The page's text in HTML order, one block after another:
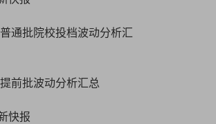
通批院校投档波动分析汇
前批波动分析汇总
快报